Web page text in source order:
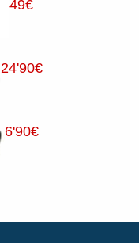
49€
24'90€
6'90€